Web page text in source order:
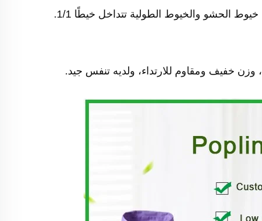
خفيف ومقاوم للارتداء، ولديه تنفس جيد.